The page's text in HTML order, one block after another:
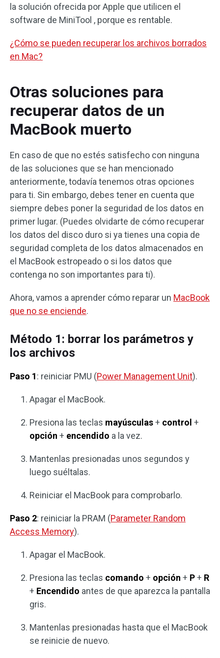
la solución ofrecida por Apple que utilicen el
software de MiniTool , porque es rentable.
¿Cómo se pueden recuperar los archivos borrados
en Mac?
Otras soluciones para
recuperar datos de un
MacBook muerto
En caso de que no estés satisfecho con ninguna
de las soluciones que se han mencionado
anteriormente, todavía tenemos otras opciones
para ti. Sin embargo, debes tener en cuenta que
siempre debes poner la seguridad de los datos en
primer lugar. (Puedes olvidarte de cómo recuperar
los datos del disco duro si ya tienes una copia de
seguridad completa de los datos almacenados en
el MacBook estropeado o si los datos que
contenga no son importantes para ti).
Ahora, vamos a aprender cómo reparar un MacBook
que no se enciende.
Método 1: borrar los parámetros y
los archivos
Paso 1: reiniciar PMU (Power Management Unit).
Apagar el MacBook.
Presiona las teclas mayúsculas+ control +
opción + encendido a la vez.
Mantenlas presionadas unos segundos y
luego suéltalas.
Reiniciar el MacBook para comprobarlo.
Paso 2: reiniciar la PRAM (Parameter Random
Access Memory).
Apagar el MacBook.
Presiona las teclas comando + opción + P+ R
+ Encendido antes de que aparezca la pantalla
gris.
Mantenlas presionadas hasta que el MacBook
se reinicie de nuevo.